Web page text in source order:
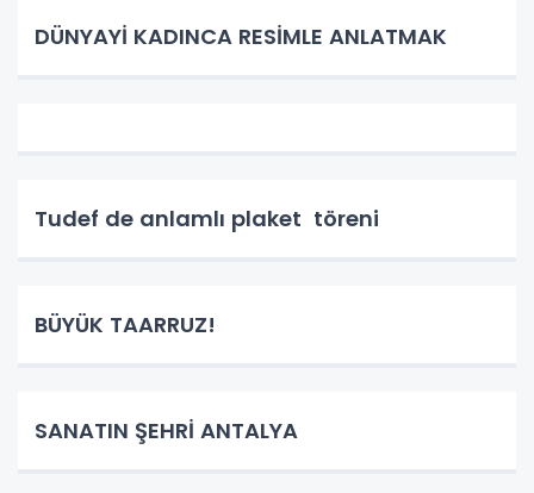
DÜNYAYİ KADINCA RESİMLE ANLATMAK
Tudef de anlamlı plaket töreni
BÜYÜK TAARRUZ!
SANATIN ŞEHRİ ANTALYA